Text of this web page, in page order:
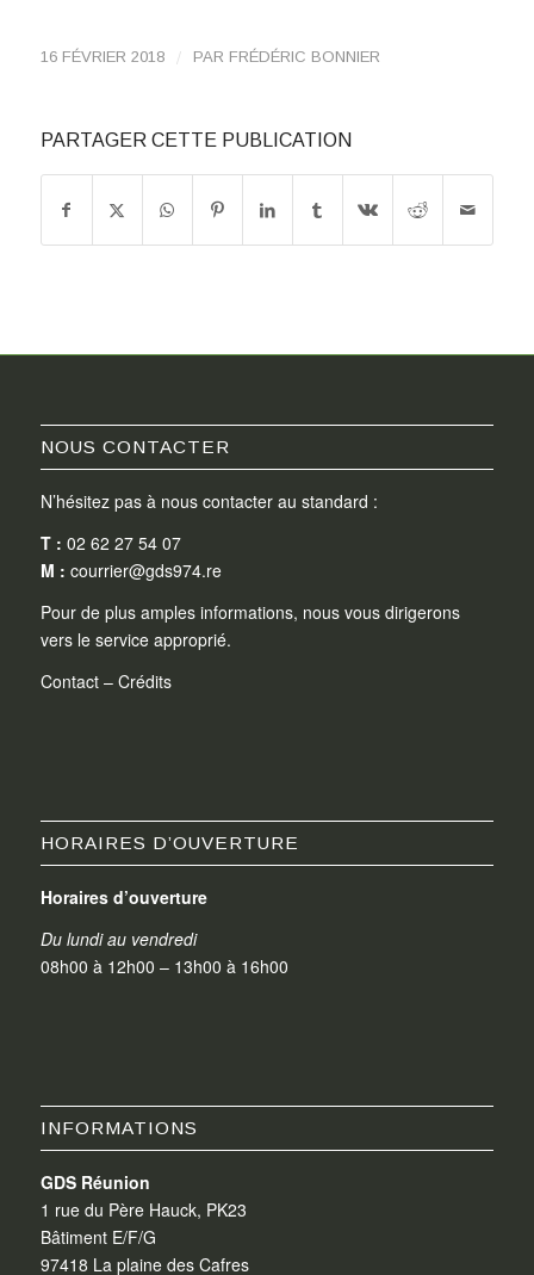
16 FÉVRIER 2018 / PAR FRÉDÉRIC BONNIER
PARTAGER CETTE PUBLICATION
NOUS CONTACTER
N’hésitez pas à nous contacter au standard :
T : 02 62 27 54 07
M : courrier@gds974.re
Pour de plus amples informations, nous vous dirigerons
vers le service approprié.
Contact– Crédits
HORAIRES D’OUVERTURE
Horaires d’ouverture
Du lundi au vendredi
08h00 à 12h00 – 13h00 à 16h00
INFORMATIONS
GDS Réunion
1 rue du Père Hauck, PK23
Bâtiment E/F/G
97418 La plaine des Cafres